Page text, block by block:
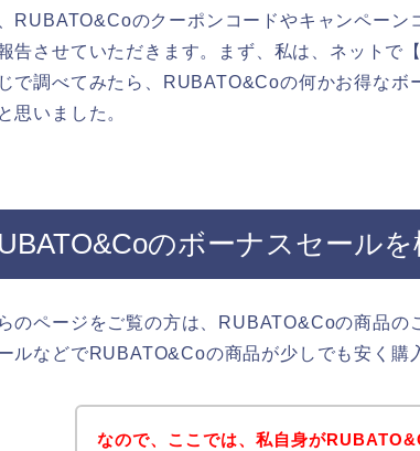
RUBATO&Coのクーポンコードやキャンペーン
告させていただきます。まず、私は、ネットで
で調べてみたら、RUBATO&Coの何かお得なボ
思いました。
のボーナスセール
のページをご覧の方は、RUBATO&Coの商品の
ルなどでRUBATO&Coの商品が少しでも安く購
なので、ここでは、私自身が